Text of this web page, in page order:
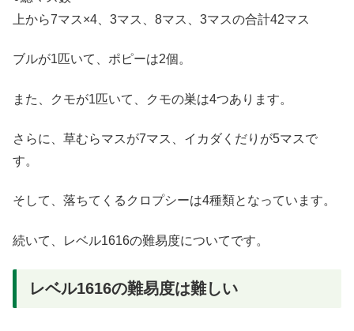
上から7マス×4、3マス、8マス、3マスの合計42マス
ブルが1匹いて、ポピーは2個。
また、クモが1匹いて、クモの巣は4つあります。
さらに、草むらマスが7マス、イカダくだりが5マスで
す。
そして、落ちてくるクロプシーは4種類となっています。
続いて、レベル1616の難易度についてです。
レベル1616の難易度は難しい